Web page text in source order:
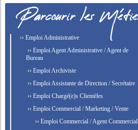
›› Emploi Administrative
›› Emploi Agent Administrative / Agent de
Bureau
›› Emploi Archiviste
›› Emploi Assistante de Direction / Secrétaire
›› Emploi Chargé(e)s Clientèles
›› Emploi Commercial / Marketing / Vente
›› Emploi Commercial / Agent Commercial